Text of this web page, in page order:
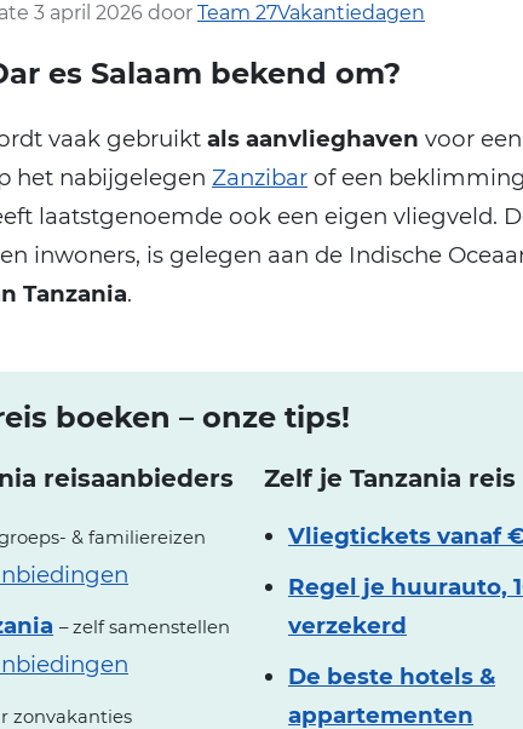
3 april 2026 door Team 27Vakantiedagen
es Salaam bekend om?
vaak gebruikt als aanvlieghaven voor
het nabijgelegen Zanzibar of een
laatstgenoemde ook een eigen vliegveld.
inwoners, is gelegen aan de Indische
Tanzania.
boeken – onze tips!
reisaanbieders
& familiereizen
– zelf samenstellen
zonvakanties
Zelf je Tanzania
Vliegtickets vanaf
Regel je huurauto,
verzekerd
De beste hotels &
appartementen